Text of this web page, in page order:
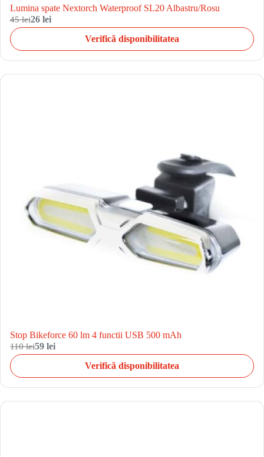
Lumina spate Nextorch Waterproof SL20 Albastru/Rosu
45 lei26 lei
Verifică disponibilitatea
Stop Bikeforce 60 lm 4 functii USB 500 mAh
110 lei59 lei
Verifică disponibilitatea